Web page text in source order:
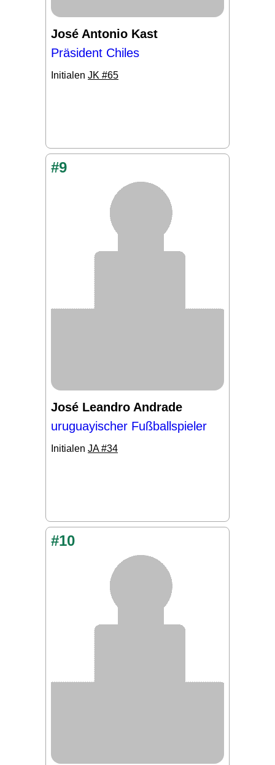
José Antonio Kast
Präsident Chiles
Initialen JK #65
#9
José Leandro Andrade
uruguayischer Fußballspieler
Initialen JA #34
#10